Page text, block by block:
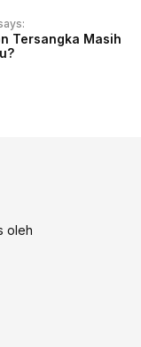
Tersangka Masih
oleh